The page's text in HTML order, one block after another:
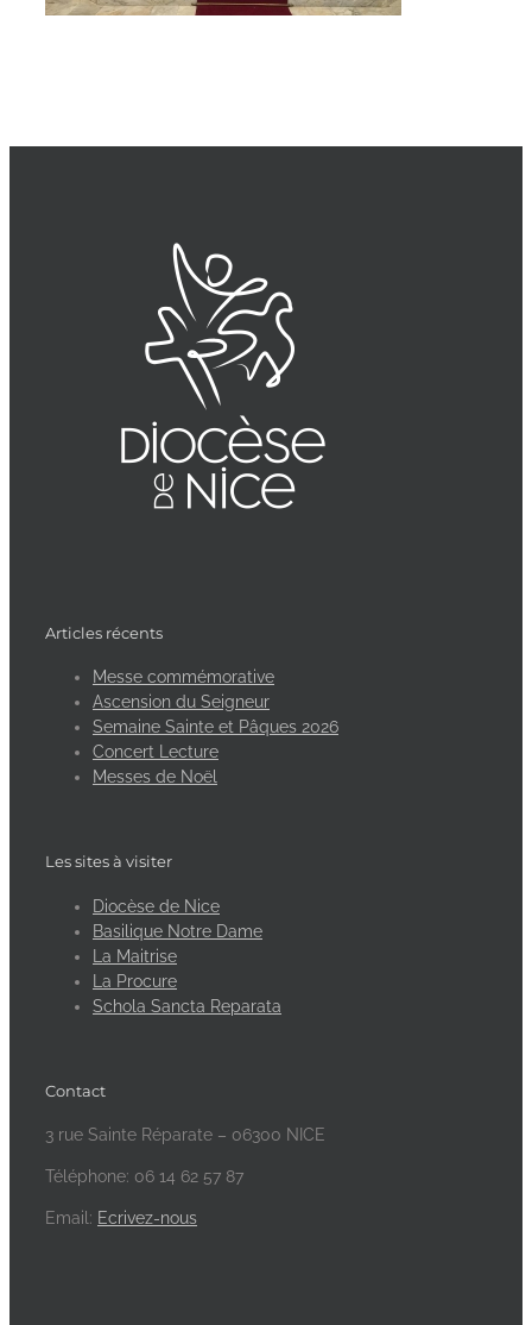
Articles récents
Messe commémorative
Ascension du Seigneur
Semaine Sainte et Pâques 2026
Concert Lecture
Messes de Noël
Les sites à visiter
Diocèse de Nice
Basilique Notre Dame
La Maitrise
La Procure
Schola Sancta Reparata
Contact
3 rue Sainte Réparate – 06300 NICE
Téléphone: 06 14 62 57 87
Email: Ecrivez-nous